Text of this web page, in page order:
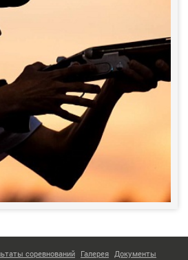
соревнований Галерея Документы